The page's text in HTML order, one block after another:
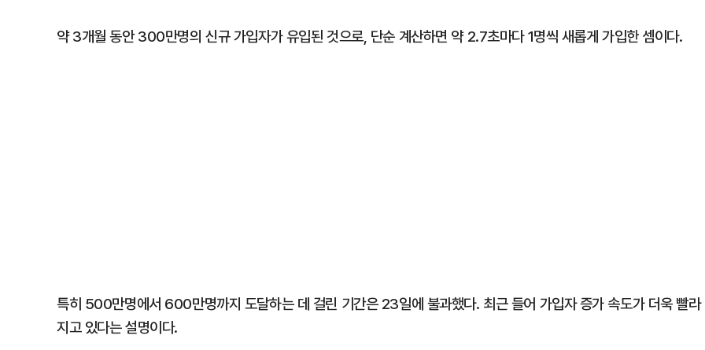
약 3개월 동안 300만명의 신규 가입자가 유입된 것으로, 단순 계산하면 약 2.7초마다 1명씩 새롭게 가입한 셈이다.
특히 500만명에서 600만명까지 도달하는 데 걸린 기간은 23일에 불과했다. 최근 들어 가입자 증가 속도가 더욱 빨라
지고 있다는 설명이다.